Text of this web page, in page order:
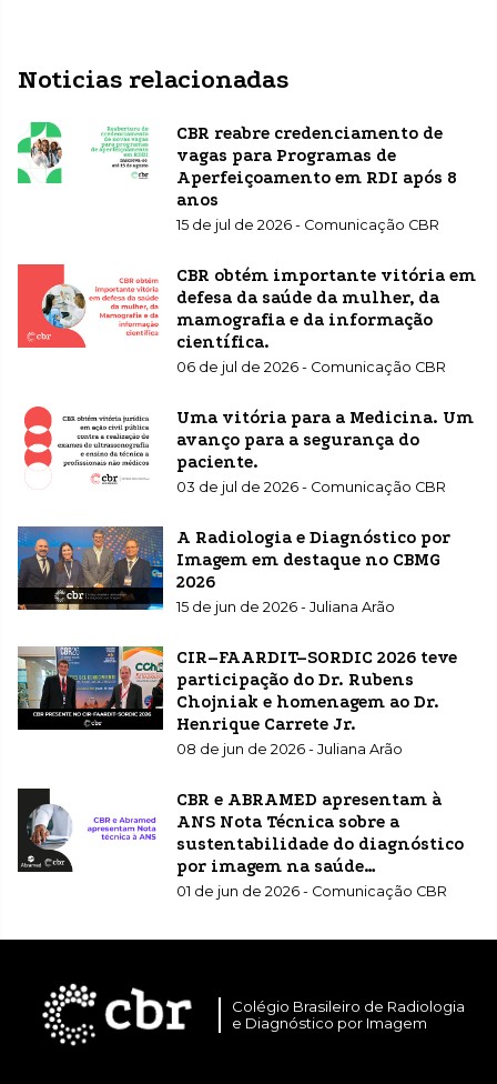
Noticias relacionadas
CBR reabre credenciamento de
vagas para Programas de
Aperfeiçoamento em RDI após 8
anos
15 de jul de 2026 - Comunicação CBR
CBR obtém importante vitória em
defesa da saúde da mulher, da
mamografia e da informação
científica.
06 de jul de 2026 - Comunicação CBR
Uma vitória para a Medicina. Um
avanço para a segurança do
paciente.
03 de jul de 2026 - Comunicação CBR
A Radiologia e Diagnóstico por
Imagem em destaque no CBMG
2026
15 de jun de 2026 - Juliana Arão
CIR–FAARDIT–SORDIC 2026 teve
participação do Dr. Rubens
Chojniak e homenagem ao Dr.
Henrique Carrete Jr.
08 de jun de 2026 - Juliana Arão
CBR e ABRAMED apresentam à
ANS Nota Técnica sobre a
sustentabilidade do diagnóstico
por imagem na saúde
suplementar
01 de jun de 2026 - Comunicação CBR
Colégio Brasileiro de Radiologia
e Diagnóstico por Imagem